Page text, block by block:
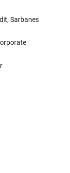
Sarbanes